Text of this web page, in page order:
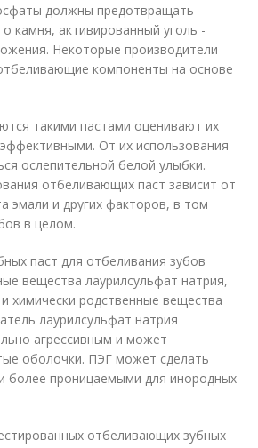
должны предотвращать
камня, активированный уголь -
Некоторые производители
компоненты на основе
такими пастами оценивают их
От их использования
ослепительной белой улыбки.
отбеливающих паст зависит от
эмали и других факторов, в том
в целом.
паст для отбеливания зубов
вещества лаурилсульфат натрия,
химически родственные вещества
лаурилсульфат натрия
агрессивным и может
оболочки. ПЭГ может сделать
более проницаемыми для инородных
отбеливающих зубных